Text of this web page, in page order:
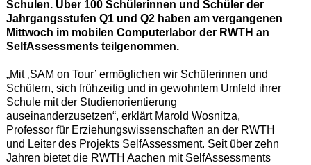
Schulen. Über 100 Schülerinnen und Schüler der
Jahrgangsstufen Q1 und Q2 haben am vergangenen
Mittwoch im mobilen Computerlabor der RWTH an
SelfAssessments teilgenommen.
„Mit ‚SAM on Tour’ ermöglichen wir Schülerinnen und
Schülern, sich frühzeitig und in gewohntem Umfeld ihrer
Schule mit der Studienorientierung
auseinanderzusetzen“, erklärt Marold Wosnitza,
Professor für Erziehungswissenschaften an der RWTH
und Leiter des Projekts SelfAssessment. Seit über zehn
Jahren bietet die RWTH Aachen mit SelfAssessments